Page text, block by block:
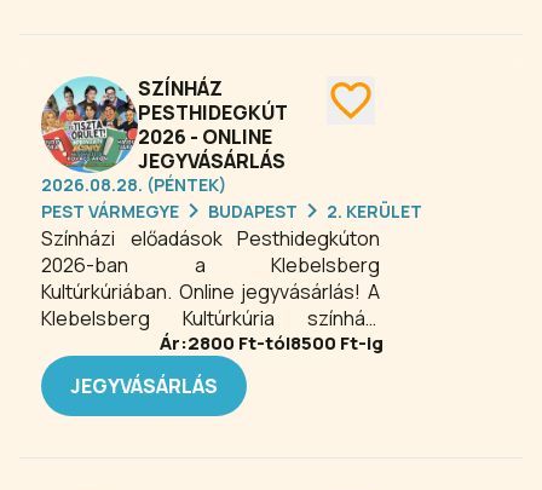
játszóházakkal is várja az
SZÍNHÁZ
PESTHIDEGKÚT
2026 - ONLINE
JEGYVÁSÁRLÁS
2026.08.28. (PÉNTEK)
PEST VÁRMEGYE
BUDAPEST 2. KERÜLET
Színházi előadások Pesthidegkúton
2026-ban a Klebelsberg
Kultúrkúriában. Online jegyvásárlás! A
Klebelsberg Kultúrkúria színházi
előadásai igényes kikapcsolódást
kínálnak minden érdeklődőnek. A
patinás környezetben klasszikus és
kortárs darabok, humoros és
elgondolkodtató produkciók váltják
Ár:2800 Ft-tól8500 Ft-ig
JEGYVÁSÁRLÁS